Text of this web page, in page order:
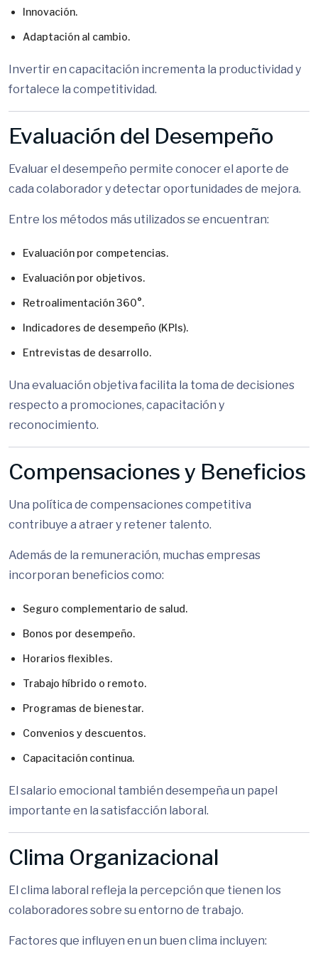
Innovación.
Adaptación al cambio.
Invertir en capacitación incrementa la productividad y
fortalece la competitividad.
Evaluación del Desempeño
Evaluar el desempeño permite conocer el aporte de
cada colaborador y detectar oportunidades de mejora.
Entre los métodos más utilizados se encuentran:
Evaluación por competencias.
Evaluación por objetivos.
Retroalimentación 360°.
Indicadores de desempeño (KPIs).
Entrevistas de desarrollo.
Una evaluación objetiva facilita la toma de decisiones
respecto a promociones, capacitación y
reconocimiento.
Compensaciones y Beneficios
Una política de compensaciones competitiva
contribuye a atraer y retener talento.
Además de la remuneración, muchas empresas
incorporan beneficios como:
Seguro complementario de salud.
Bonos por desempeño.
Horarios flexibles.
Trabajo híbrido o remoto.
Programas de bienestar.
Convenios y descuentos.
Capacitación continua.
El salario emocional también desempeña un papel
importante en la satisfacción laboral.
Clima Organizacional
El clima laboral refleja la percepción que tienen los
colaboradores sobre su entorno de trabajo.
Factores que influyen en un buen clima incluyen: